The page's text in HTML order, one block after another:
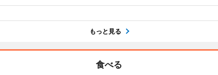
もっと見る
食べる